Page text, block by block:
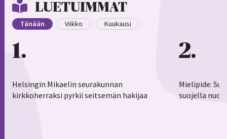
LUETUIMMAT
Tänään Viikko Kuukausi
1
Helsingin Mikaelin seurakunnan
kirkkoherraksi pyrkii seitsemän hakijaa
2
Mielipide:
suojella